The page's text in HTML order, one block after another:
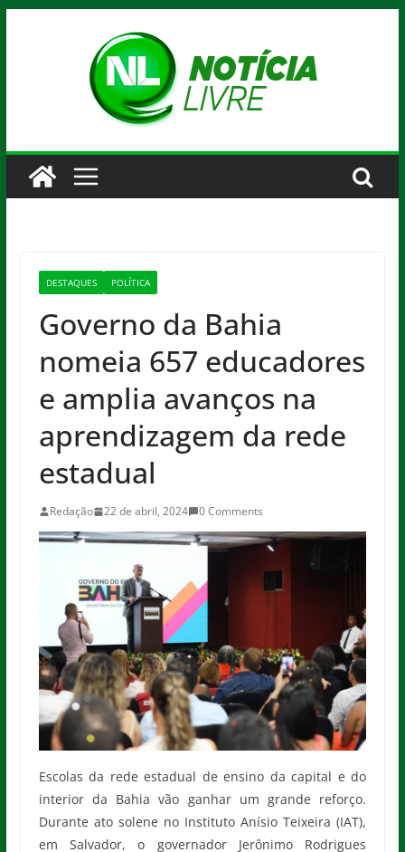
DESTAQUES POLÍTICA
Governo da Bahia
nomeia 657 educadores
e amplia avanços na
aprendizagem da rede
estadual
Redação 22 de abril, 2024 0 Comments
Escolas da rede estadual de ensino da capital e do
interior da Bahia vão ganhar um grande reforço.
Durante ato solene no Instituto Anísio Teixeira (IAT),
em Salvador, o governador Jerônimo Rodrigues